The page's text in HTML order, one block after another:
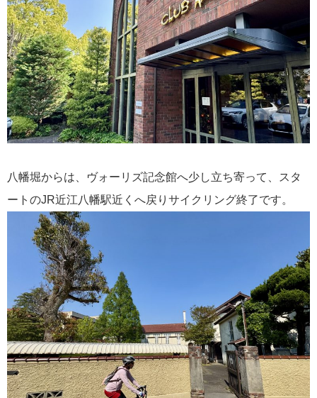
八幡堀からは、ヴォーリズ記念館へ少し立ち寄って、スタ
ートのJR近江八幡駅近くへ戻りサイクリング終了です。